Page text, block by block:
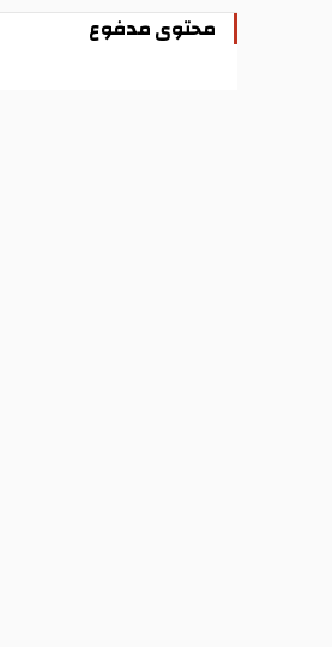
محتوى مدفوع